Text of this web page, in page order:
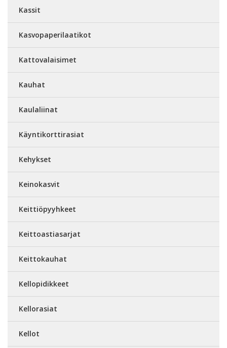
Kassit
Kasvopaperilaatikot
Kattovalaisimet
Kauhat
Kaulaliinat
Käyntikorttirasiat
Kehykset
Keinokasvit
Keittiöpyyhkeet
Keittoastiasarjat
Keittokauhat
Kellopidikkeet
Kellorasiat
Kellot